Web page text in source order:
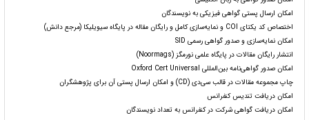
امکان ارسال پستی گواهی فیزیکی به نویسندگان
اختصاص کد یکتای COI و نمایه‌سازی کامل و رایگان مقاله در پایگاه سیویلیکا (مرجع دانش)
امکان نمایه‌سازی و صدور گواهی رسمی SID
انتشار رایگان مقالات در پایگاه علمی نورمگز (Noormags)
امکان صدور گواهی‌نامه بین‌المللی Oxford Cert Universal
چاپ مجموعه مقالات در قالب سی‌دی (CD) و امکان ارسال پستی آن برای پژوهشگران
امکان دریافت تندیس کنفرانس
امکان دریافت گواهی شرکت در کنفرانس به تعداد نویسندگان